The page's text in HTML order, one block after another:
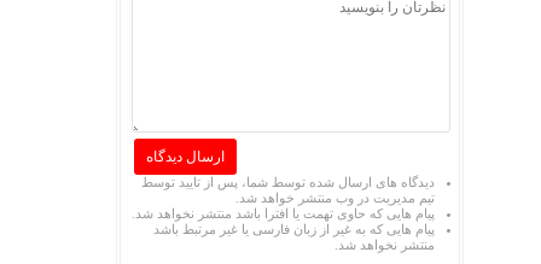
دیدگاه های ارسال شده توسط شما، پس از تایید توسط
تیم مدیریت در وب منتشر خواهد شد.
پیام هایی که حاوی تهمت یا افترا باشد منتشر نخواهد شد.
پیام هایی که به غیر از زبان فارسی یا غیر مرتبط باشد
منتشر نخواهد شد.